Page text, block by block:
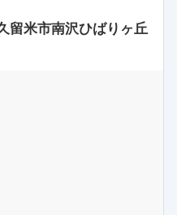
留米市南沢ひばりヶ丘